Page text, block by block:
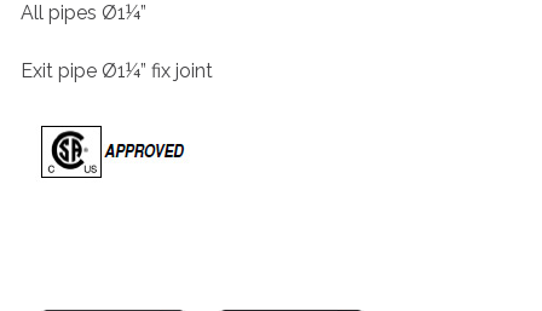
All pipes Ø1¼”
Exit pipe Ø1¼” fix joint